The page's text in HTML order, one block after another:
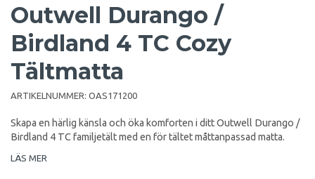
Outwell Durango /
Birdland 4 TC Cozy
Tältmatta
ARTIKELNUMMER: OAS171200
Skapa en härlig känsla och öka komforten i ditt Outwell Durango /
Birdland 4 TC familjetält med en för tältet måttanpassad matta.
LÄS MER